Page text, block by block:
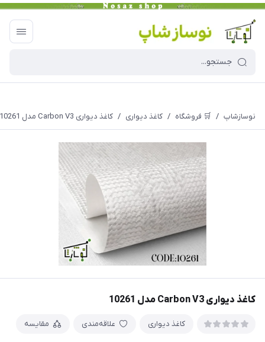
نوسازشاپ / 🛒 فروشگاه / کاغذ دیواری / کاغذ دیواری Carbon V3 مدل 10261
کاغذ دیواری Carbon V3 مدل 10261
کاغذ دیواری علاقه‌مندی مقایسه